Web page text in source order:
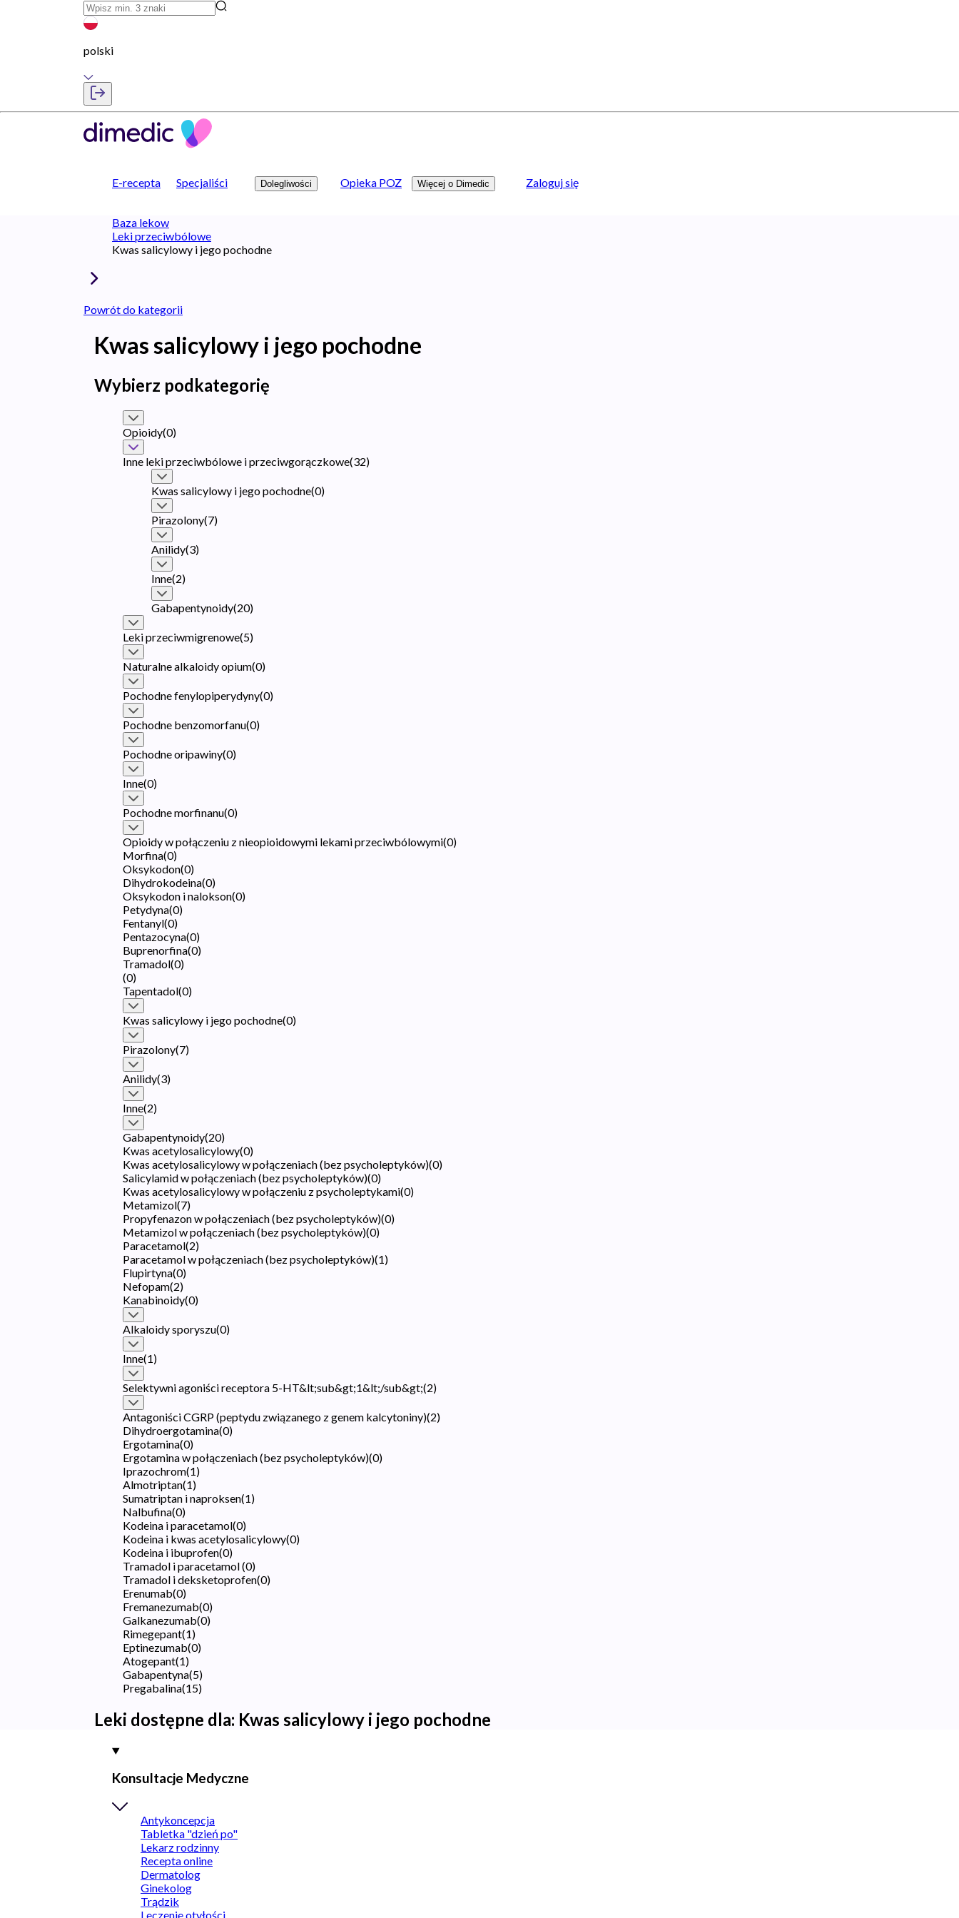
polski
E-recepta Specjaliści Dolegliwości Opieka POZ Więcej o Dimedic Zaloguj się
Baza lekow
Leki przeciwbólowe
Kwas salicylowy i jego pochodne
Powrót do kategorii
Kwas salicylowy i jego pochodne
Wybierz podkategorię
Opioidy(0)
Inne leki przeciwbólowe i przeciwgorączkowe(32)
Kwas salicylowy i jego pochodne(0)
Pirazolony(7)
Anilidy(3)
Inne(2)
Gabapentynoidy(20)
Leki przeciwmigrenowe(5)
Naturalne alkaloidy opium(0)
Pochodne fenylopiperydyny(0)
Pochodne benzomorfanu(0)
Pochodne oripawiny(0)
Inne(0)
Pochodne morfinanu(0)
Opioidy w połączeniu z nieopioidowymi lekami przeciwbólowymi(0)
Morfina(0)
Oksykodon(0)
Dihydrokodeina(0)
Oksykodon i nalokson(0)
Petydyna(0)
Fentanyl(0)
Pentazocyna(0)
Buprenorfina(0)
Tramadol(0)
(0)
Tapentadol(0)
Kwas salicylowy i jego pochodne(0)
Pirazolony(7)
Anilidy(3)
Inne(2)
Gabapentynoidy(20)
Kwas acetylosalicylowy(0)
Kwas acetylosalicylowy w połączeniach (bez psycholeptyków)(0)
Salicylamid w połączeniach (bez psycholeptyków)(0)
Kwas acetylosalicylowy w połączeniu z psycholeptykami(0)
Metamizol(7)
Propyfenazon w połączeniach (bez psycholeptyków)(0)
Metamizol w połączeniach (bez psycholeptyków)(0)
Paracetamol(2)
Paracetamol w połączeniach (bez psycholeptyków)(1)
Flupirtyna(0)
Nefopam(2)
Kanabinoidy(0)
Alkaloidy sporyszu(0)
Inne(1)
Selektywni agoniści receptora 5-HT&lt;sub&gt;1&lt;/sub&gt;(2)
Antagoniści CGRP (peptydu związanego z genem kalcytoniny)(2)
Dihydroergotamina(0)
Ergotamina(0)
Ergotamina w połączeniach (bez psycholeptyków)(0)
Iprazochrom(1)
Almotriptan(1)
Sumatriptan i naproksen(1)
Nalbufina(0)
Kodeina i paracetamol(0)
Kodeina i kwas acetylosalicylowy(0)
Kodeina i ibuprofen(0)
Tramadol i paracetamol(0)
Tramadol i deksketoprofen(0)
Erenumab(0)
Fremanezumab(0)
Galkanezumab(0)
Rimegepant(1)
Eptinezumab(0)
Atogepant(1)
Gabapentyna(5)
Pregabalina(15)
Leki dostępne dla: Kwas salicylowy i jego pochodne
Konsultacje Medyczne
Antykoncepcja
Tabletka "dzień po"
Lekarz rodzinny
Recepta online
Dermatolog
Ginekolog
Trądzik
Leczenie otyłości